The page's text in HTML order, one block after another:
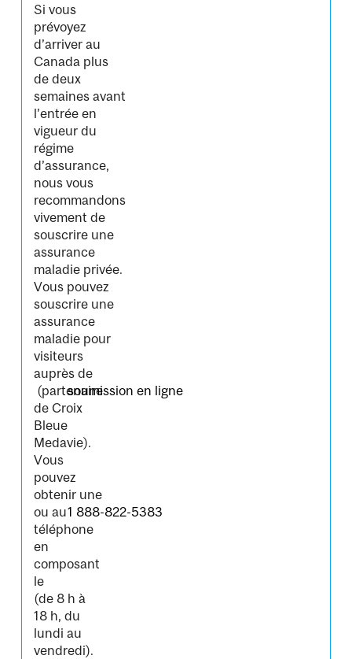
Si vous
prévoyez
d’arriver au
Canada plus
de deux
semaines avant
l’entrée en
vigueur du
régime
d’assurance,
nous vous
recommandons
vivement de
souscrire une
assurance
maladie privée.
Vous pouvez
souscrire une
assurance
maladie pour
visiteurs
auprès de
(partenaire
de Croix
Bleue
Medavie).
Vous
pouvez
obtenir une
soumission en ligne
ou au
téléphone
en
composant
le
1 888-822-5383
(de 8 h à
18 h, du
lundi au
vendredi).